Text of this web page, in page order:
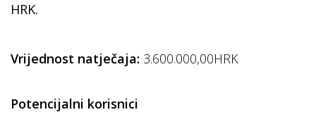
HRK.
Vrijednost natječaja: 3.600.000,00HRK
Potencijalni korisnici